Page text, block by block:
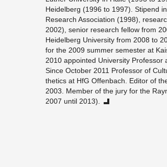
Hei­del­berg (1996 to 1997). Stipend
Re­search As­so­ci­a­tion (1998),
2002), se­nior re­search fel­low from
Hei­del­berg Uni­ver­sity from 2008 to
for the 2009 sum­mer se­mes­ter at
2010 ap­pointed Uni­ver­sity Pro­fes­sor
Since Oc­to­ber 2011 Pro­fes­sor of
thet­ics at HfG Of­fen­bach. Ed­i­tor of
2003. Mem­ber of the jury for the
2007 until 2013).